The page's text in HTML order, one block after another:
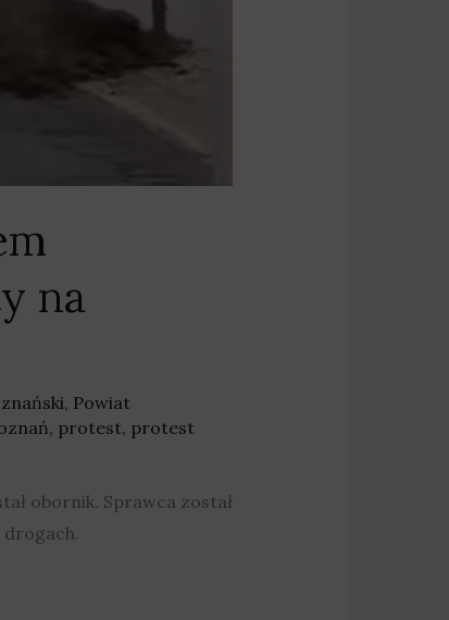
na
, Powiat
, protest, protest
obornik. Sprawca został